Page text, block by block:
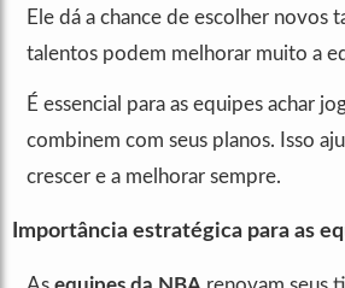
Ele dá a chance de escolher novos
talentos podem melhorar muito a
É essencial para as equipes achar
combinem com seus planos. Isso
crescer e a melhorar sempre.
Importância estratégica para as